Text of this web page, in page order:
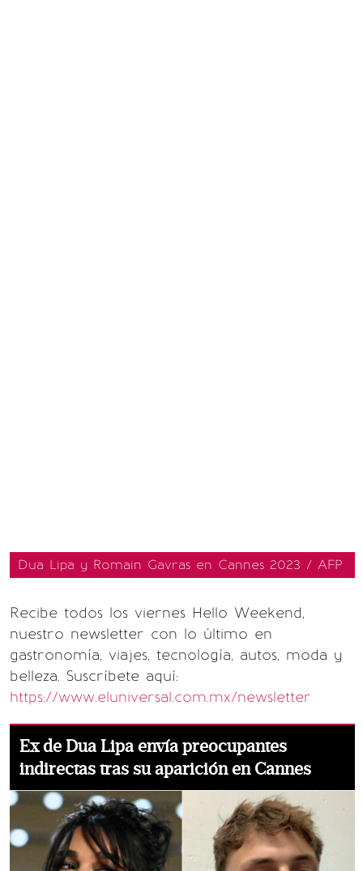
Dua Lipa y Romain Gavras en Cannes 2023 / AFP
Recibe todos los viernes Hello Weekend,
nuestro newsletter con lo último en
gastronomía, viajes, tecnología, autos, moda y
belleza. Suscríbete aquí:
https://www.eluniversal.com.mx/newsletter
Ex de Dua Lipa envía preocupantes
indirectas tras su aparición en Cannes